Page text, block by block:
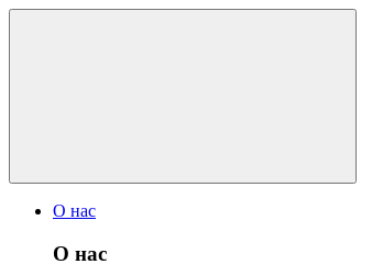
О нас
О нас